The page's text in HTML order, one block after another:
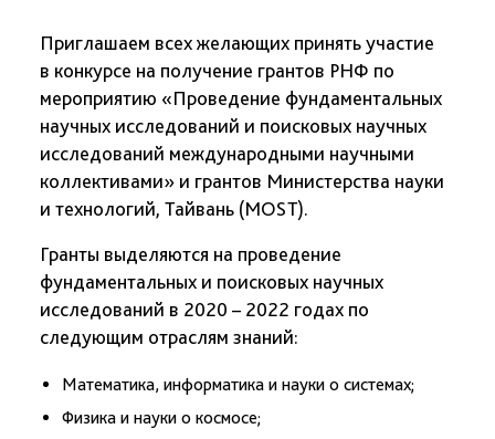
Приглашаем всех желающих принять участие
в конкурсе на получение грантов РНФ по
мероприятию «Проведение фундаментальных
научных исследований и поисковых научных
исследований международными научными
коллективами» и грантов Министерства науки
и технологий, Тайвань (MOST).
Гранты выделяются на проведение
фундаментальных и поисковых научных
исследований в 2020 – 2022 годах по
следующим отраслям знаний:
Математика, информатика и науки о системах;
Физика и науки о космосе;